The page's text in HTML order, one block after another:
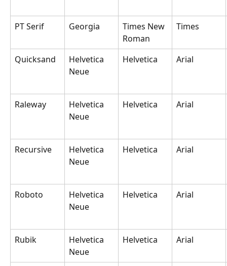
PT Serif Georgia
Times New
Roman
Times
Quicksand
Helvetica
Neue
Helvetica Arial
Raleway
Helvetica
Neue
Helvetica Arial
Recursive
Helvetica
Neue
Helvetica Arial
Roboto
Helvetica
Neue
Helvetica Arial
Rubik
Helvetica
Neue
Helvetica Arial